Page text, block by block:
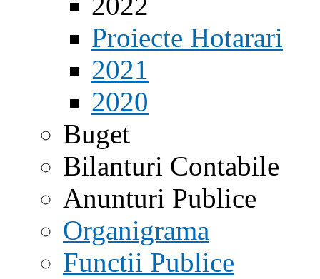
Proiecte Hotarari
2021
2020
Buget
Bilanturi Contabile
Anunturi Publice
Organigrama
Functii Publice